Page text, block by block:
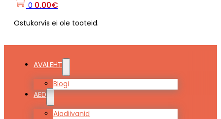
0 0.00€
Ostukorvis ei ole tooteid.
AVALEHT
Blogi
AED
Aiadiivanid